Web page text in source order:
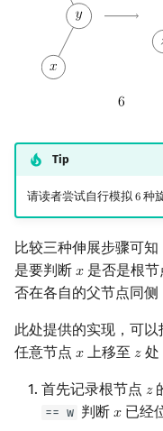
Tip
请读者尝试自行模拟 6
6种
比较三种伸展步骤可
是要判断 𝑥
x 是否是根
否在各自的父节点同侧
此处提供的实现，可
任意节点 𝑥
x 上移至 𝑧
z处
首先记录根节点 𝑧
z
== w 判断 𝑥
x 已经